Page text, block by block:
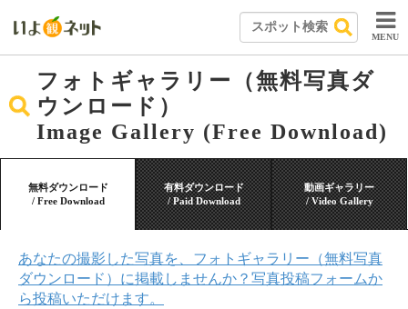
MENU
フォトギャラリー（無料写真ダ
ウンロード）
Image Gallery (Free Download)
無料ダウンロード
/ Free Download
有料ダウンロード
/ Paid Download
動画ギャラリー
/ Video Gallery
あなたの撮影した写真を、フォトギャラリー（無料写真
ダウンロード）に掲載しませんか？写真投稿フォームか
ら投稿いただけます。